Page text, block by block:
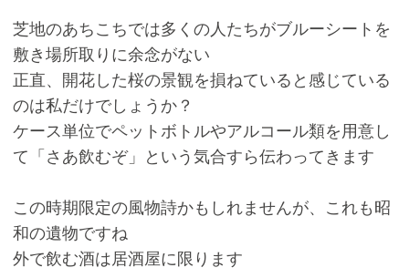
芝地のあちこちでは多くの人たちがブルーシートを
敷き場所取りに余念がない
正直、開花した桜の景観を損ねていると感じている
のは私だけでしょうか？
ケース単位でペットボトルやアルコール類を用意し
て「さあ飲むぞ」という気合すら伝わってきます
この時期限定の風物詩かもしれませんが、これも昭
和の遺物ですね
外で飲む酒は居酒屋に限ります